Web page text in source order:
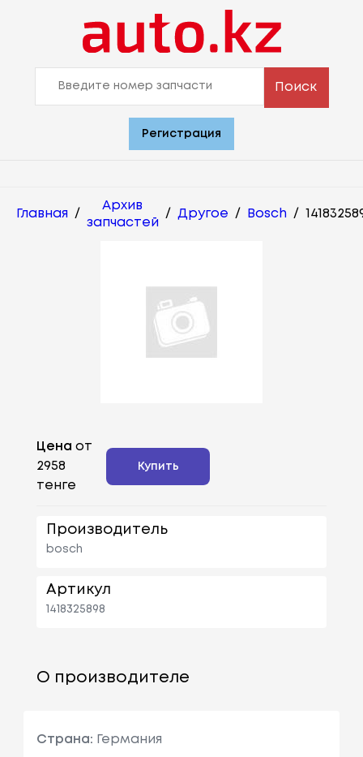
Поиск
Регистрация
Главная /
Архив
запчастей
/ Другое / Bosch /
Цена от
2958
тенге
Купить
Производитель
bosch
Артикул
1418325898
О производителе
Страна: Германия